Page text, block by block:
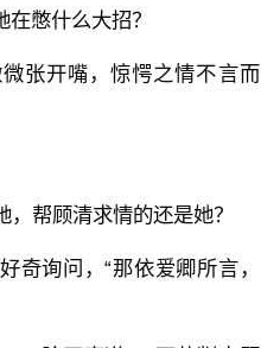
憋什么大招？
张开嘴，惊愕之情不言而
帮顾清求情的还是她？
奇询问，“那依爱卿所言，